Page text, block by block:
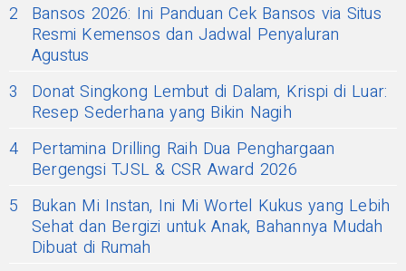
2
Bansos 2026: Ini Panduan Cek Bansos via Situs
Resmi Kemensos dan Jadwal Penyaluran
Agustus
3
Donat Singkong Lembut di Dalam, Krispi di Luar:
Resep Sederhana yang Bikin Nagih
4 Pertamina Drilling Raih Dua Penghargaan
Bergengsi TJSL & CSR Award 2026
5
Bukan Mi Instan, Ini Mi Wortel Kukus yang Lebih
Sehat dan Bergizi untuk Anak, Bahannya Mudah
Dibuat di Rumah